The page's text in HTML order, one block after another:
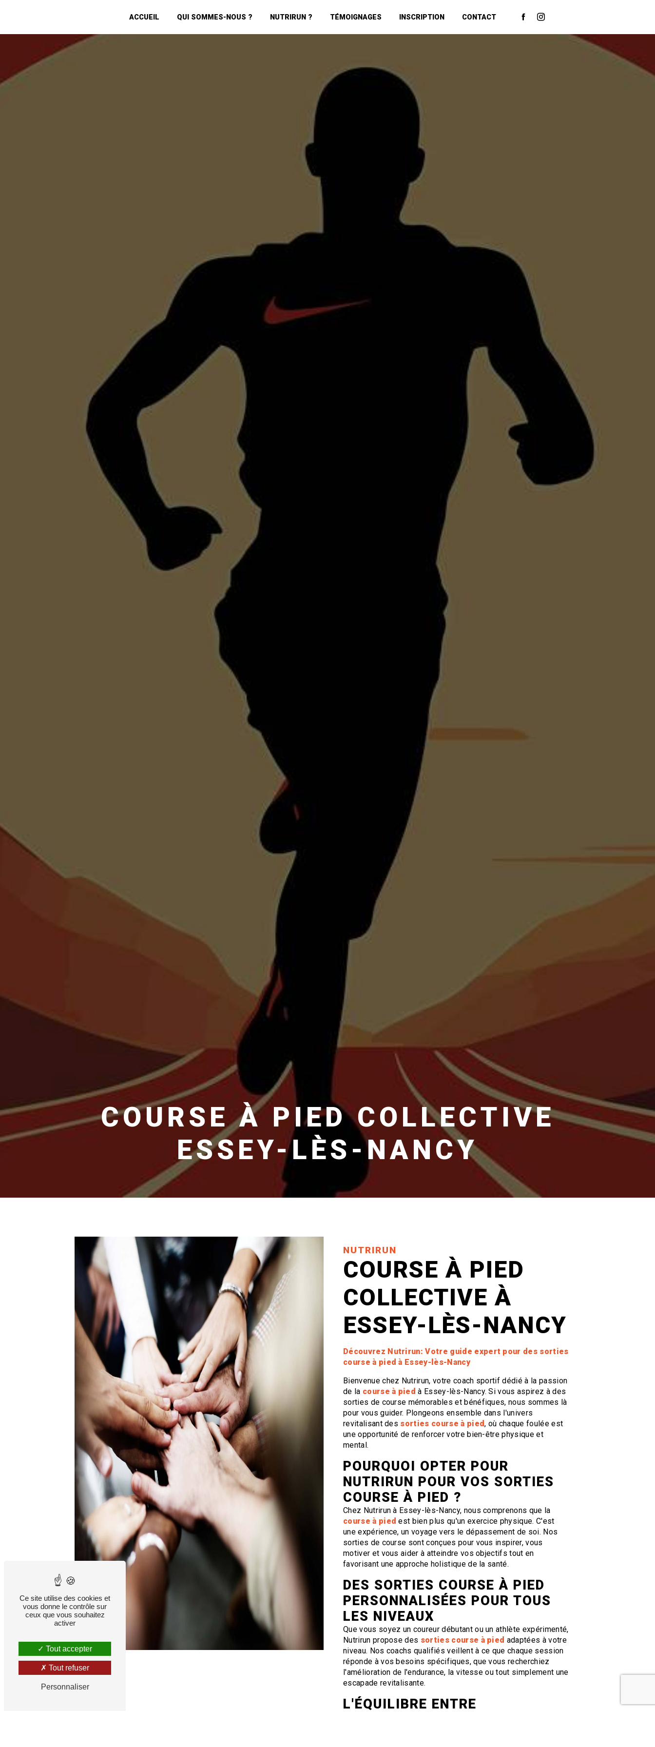
ACCUEIL QUI SOMMES-NOUS ? NUTRIRUN ? TÉMOIGNAGES INSCRIPTION CONTACT
COURSE À PIED COLLECTIVE
ESSEY-LÈS-NANCY
NUTRIRUN
COURSE À PIED
COLLECTIVE À
ESSEY-LÈS-NANCY
Découvrez Nutrirun: Votre guide expert pour des sorties
course à pied à Essey-lès-Nancy
Bienvenue chez Nutrirun, votre coach sportif dédié à la passion
de la course à pied à Essey-lès-Nancy. Si vous aspirez à des
sorties de course mémorables et bénéfiques, nous sommes là
pour vous guider. Plongeons ensemble dans l'univers
revitalisant des sorties course à pied, où chaque foulée est
une opportunité de renforcer votre bien-être physique et
mental.
POURQUOI OPTER POUR
NUTRIRUN POUR VOS SORTIES
COURSE À PIED ?
Chez Nutrirun à Essey-lès-Nancy, nous comprenons que la
course à pied est bien plus qu'un exercice physique. C'est
une expérience, un voyage vers le dépassement de soi. Nos
sorties de course sont conçues pour vous inspirer, vous
motiver et vous aider à atteindre vos objectifs tout en
favorisant une approche holistique de la santé.
DES SORTIES COURSE À PIED
PERSONNALISÉES POUR TOUS
LES NIVEAUX
Que vous soyez un coureur débutant ou un athlète expérimenté,
Nutrirun propose des sorties course à pied adaptées à votre
niveau. Nos coachs qualifiés veillent à ce que chaque session
réponde à vos besoins spécifiques, que vous recherchiez
l'amélioration de l'endurance, la vitesse ou tout simplement une
escapade revitalisante.
L'ÉQUILIBRE ENTRE
Ce site utilise des cookies et
vous donne le contrôle sur
ceux que vous souhaitez
activer
Tout accepter
Tout refuser
Personnaliser